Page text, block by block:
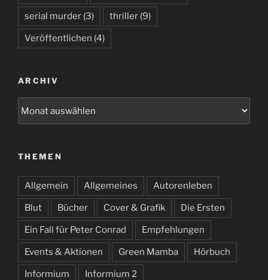
serial murder (3) thriller (9)
Veröffentlichen (4)
ARCHIV
THEMEN
Allgemein Allgemeines Autorenleben
Blut Bücher Cover & Grafik Die Ersten
Ein Fall für Peter Conrad Empfehlungen
Events & Aktionen Green Mamba Hörbuch
Informium Informium 2